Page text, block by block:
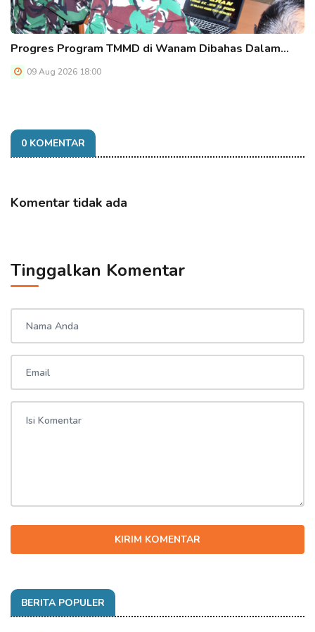
Progres Program TMMD di Wanam Dibahas Dalam…
09 Aug 2026 18:00
0 KOMENTAR
Komentar tidak ada
Tinggalkan Komentar
KIRIM KOMENTAR
BERITA POPULER